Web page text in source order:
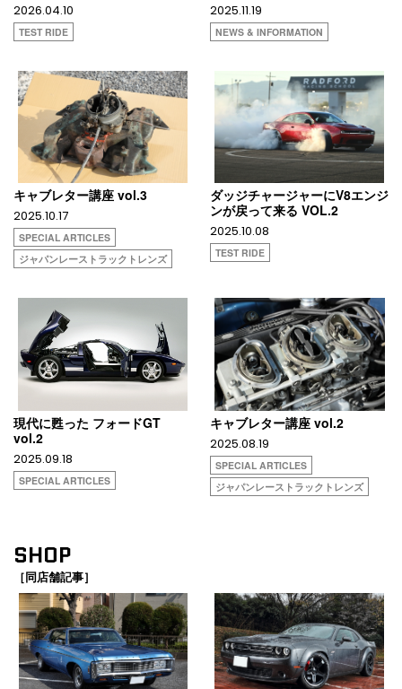
2026.04.10
TEST RIDE
2025.11.19
NEWS & INFORMATION
キャブレター講座 vol.3
2025.10.17
SPECIAL ARTICLES
ジャパンレーストラックトレンズ
ダッジチャージャーにV8エンジ
ンが戻って来る VOL.2
2025.10.08
TEST RIDE
現代に甦った フォードGT
vol.2
2025.09.18
SPECIAL ARTICLES
キャブレター講座 vol.2
2025.08.19
SPECIAL ARTICLES
ジャパンレーストラックトレンズ
SHOP
［同店舗記事］